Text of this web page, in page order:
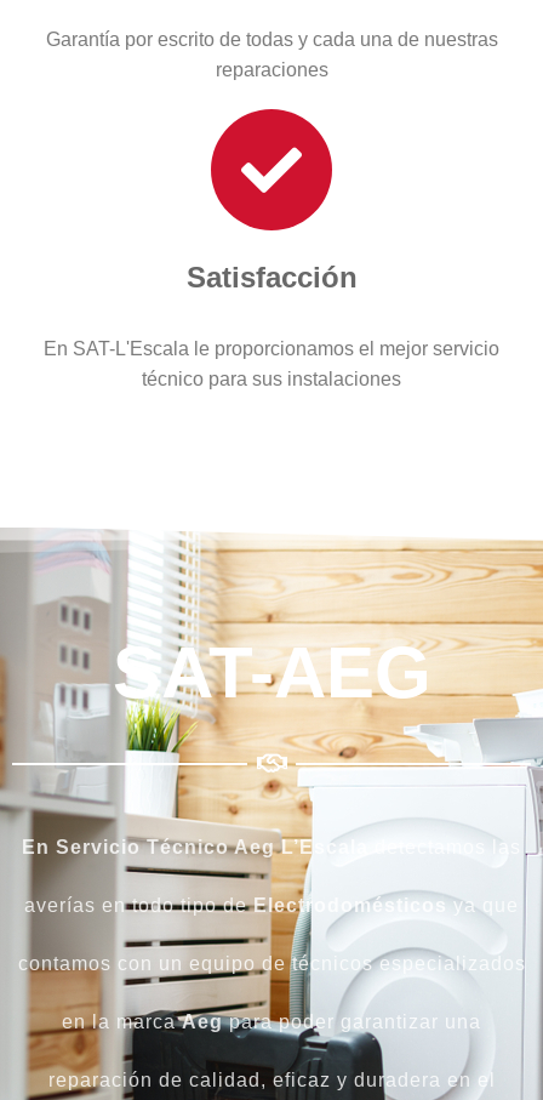
Garantía por escrito de todas y cada una de nuestras
reparaciones
Satisfacción
En SAT-L'Escala le proporcionamos el mejor servicio
técnico para sus instalaciones
SAT-AEG
En Servicio Técnico Aeg L’Escala detectamos las
averías en todo tipo deElectrodomésticos ya que
contamos con un equipo de técnicos especializados
en la marcaAegpara poder garantizar una
reparación de calidad, eficaz y duradera en el